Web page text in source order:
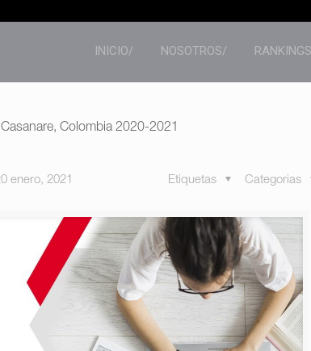
INICIO/ NOSOTROS/ RANKINGS
Colombia 2020-2021
enero, 2021 Categorias
Etiquetas